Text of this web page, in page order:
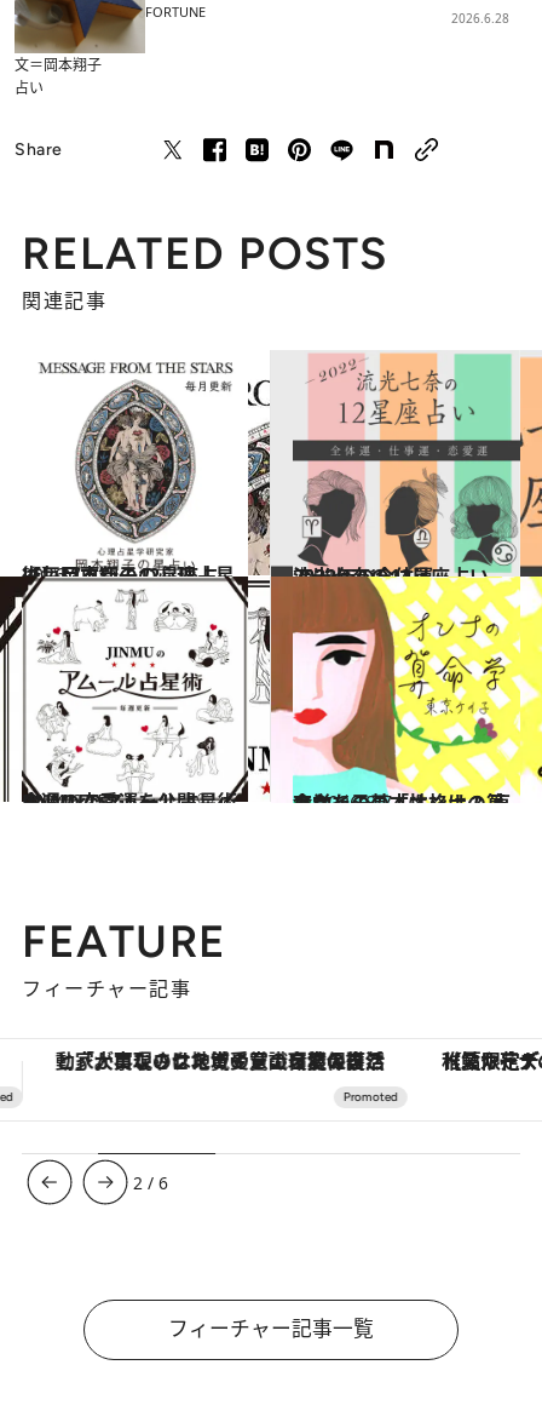
FORTUNE 2026.6.28
文＝岡本翔子
占い
Share
RELATED POSTS
関連記事
2026.7.31
【毎月更新の12星座占い】岡本翔子の心理占星術
占い 2021.12.15
流光七奈の12星座占い 2022年の全体運
占い
2024.6.15
今週の恋愛運を公開♡ JINMUのアムール占星術
占い 2026.8.7
あなたの基本性格は？ 東京ケイ子の「オンナの算命学」
占い
FEATURE
フィーチャー記事
【夏限定ディナーコース】旬を迎える稚鮎や花ズッキーニなどをイタリア・トスカーナの郷土料理の手法で満喫！
3 /6
フィーチャー記事一覧